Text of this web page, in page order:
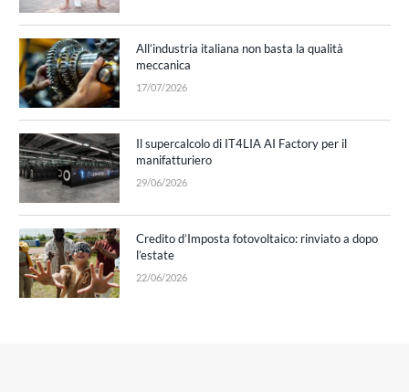
All’industria italiana non basta la qualità
meccanica
17/07/2026
Il supercalcolo di IT4LIA AI Factory per il
manifatturiero
29/06/2026
Credito d’Imposta fotovoltaico: rinviato a dopo
l’estate
22/06/2026